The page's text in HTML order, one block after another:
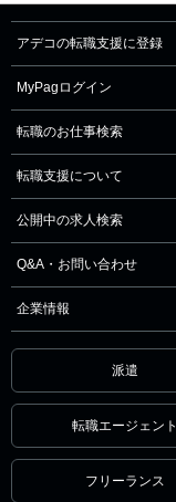
アデコの転職支援に登録
MyPagログイン
転職のお仕事検索
転職支援について
公開中の求人検索
Q&A・お問い合わせ
企業情報
派遣
転職エージェント
フリーランス